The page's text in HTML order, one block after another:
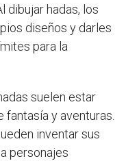
dibujar hadas, los
diseños y darles
para la
suelen estar
fantasía y aventuras.
inventar sus
personajes